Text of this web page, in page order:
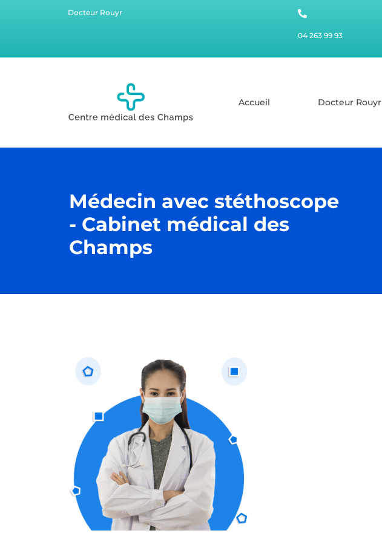
Docteur Rouyr
04 263 99 93
Accueil Docteur Rouyr
Médecin avec stéthoscope
- Cabinet médical des
Champs